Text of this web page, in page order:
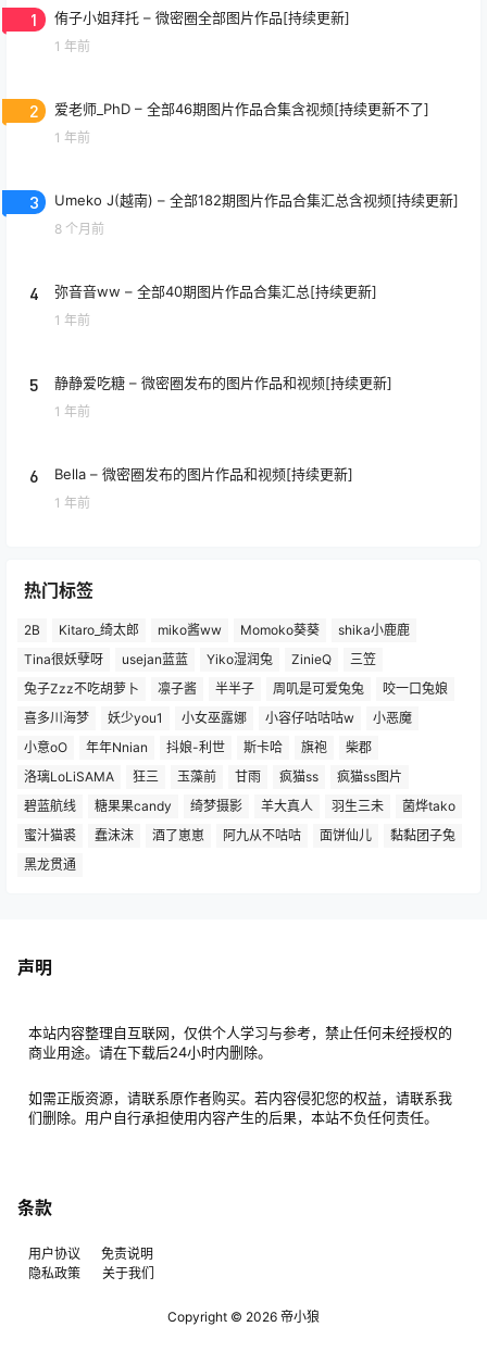
1 侑子小姐拜托 – 微密圈全部图片作品[持续更新]
1 年前
2 爱老师_PhD – 全部46期图片作品合集含视频[持续更新不了]
1 年前
3 Umeko J(越南) – 全部182期图片作品合集汇总含视频[持续更新]
8 个月前
4 弥音音ww – 全部40期图片作品合集汇总[持续更新]
1 年前
5 静静爱吃糖 – 微密圈发布的图片作品和视频[持续更新]
1 年前
6 Bella – 微密圈发布的图片作品和视频[持续更新]
1 年前
热门标签
2B Kitaro_绮太郎 miko酱ww Momoko葵葵
shika小鹿鹿
Tina很妖孽呀
usejan蓝蓝 Yiko湿润兔 ZinieQ
三笠
兔子Zzz不吃胡萝卜
凛子酱 半半子 周叽是可爱兔兔
咬一口兔娘
喜多川海梦
妖少you1 小女巫露娜 小容仔咕咕咕w
小恶魔
小意oO
年年Nnian 抖娘-利世 斯卡哈 旗袍
柴郡
洛璃LoLiSAMA
狂三 玉藻前 甘雨 疯猫ss
疯猫ss图片
碧蓝航线
糖果果candy 绮梦摄影 羊大真人 羽生三未
菌烨tako
蜜汁猫裘
蠢沫沫 酒了崽崽 阿九从不咕咕 面饼仙儿
黏黏团子兔
黑龙贯通
声明
本站内容整理自互联网，仅供个人学习与参考，禁止任何未经授权的
商业用途。请在下载后24小时内删除。
如需正版资源，请联系原作者购买。若内容侵犯您的权益，请联系我
们删除。用户自行承担使用内容产生的后果，本站不负任何责任。
条款
用户协议
免责说明
隐私政策
关于我们
Copyright © 2026 帝小狼